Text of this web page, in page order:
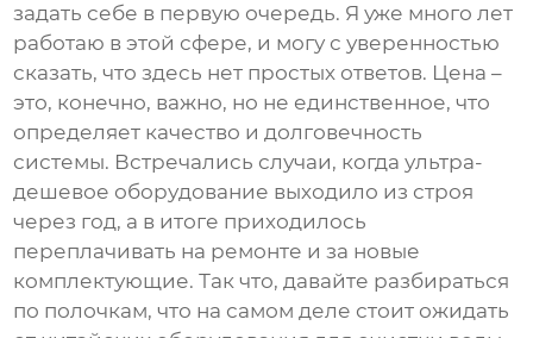
задать себе в первую очередь. Я уже много лет
работаю в этой сфере, и могу с уверенностью
сказать, что здесь нет простых ответов. Цена –
это, конечно, важно, но не единственное, что
определяет качество и долговечность
системы. Встречались случаи, когда ультра-
дешевое оборудование выходило из строя
через год, а в итоге приходилось
переплачивать на ремонте и за новые
комплектующие. Так что, давайте разбираться
по полочкам, что на самом деле стоит ожидать